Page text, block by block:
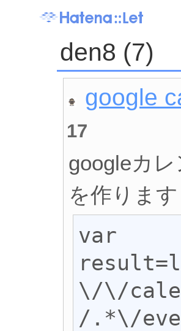
den8 (7)
google
17
googleカ
を作ります
var
\/\/
/.*\/